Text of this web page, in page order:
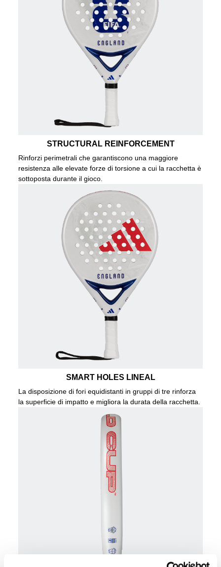
STRUCTURAL REINFORCEMENT
Rinforzi perimetrali che garantiscono una maggiore
resistenza alle elevate forze di torsione a cui la racchetta è
sottoposta durante il gioco.
SMART HOLES LINEAL
La disposizione di fori equidistanti in gruppi di tre rinforza
la superficie di impatto e migliora la durata della racchetta.